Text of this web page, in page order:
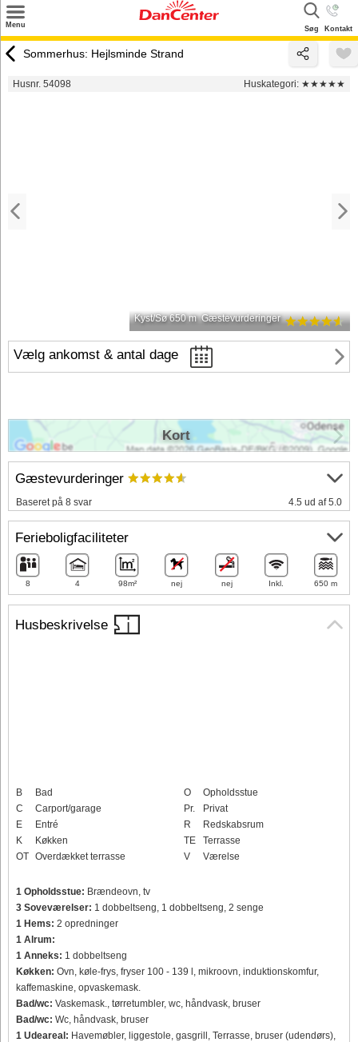
Menu Søg Kontakt
Tilbud
Sommerhus: Hejlsminde Strand
Husnr. 54098 Huskategori: ★★★★★
Kyst/Sø 650 m Gæstevurderinger
Vælg ankomst & antal dage
Husbeskrivelse
B
Bad
C
Carport/garage
E
Entré
K
Køkken
OT Overdækket terrasse
O
Opholdsstue
Pr.
Privat
R
Redskabsrum
TE
Terrasse
V
Værelse
1 Opholdsstue: Brændeovn, tv
3 Soveværelser: 1 dobbeltseng, 1 dobbeltseng, 2 senge
1 Hems: 2 opredninger
1 Alrum:
1 Anneks: 1 dobbeltseng
Køkken: Ovn, køle-frys, fryser 100 - 139 l, mikroovn, induktionskomfur,
kaffemaskine, opvaskemask.
Bad/wc: Vaskemask., tørretumbler, wc, håndvask, bruser
Bad/wc: Wc, håndvask, bruser
1 Udeareal: Havemøbler, liggestole, gasgrill, Terrasse, bruser (udendørs),
Gæstevurderinger
Baseret på 8 svar 4.5 ud af 5.0
Ferieboligfaciliteter
8 4 98m² nej nej Inkl. 650 m
Kort